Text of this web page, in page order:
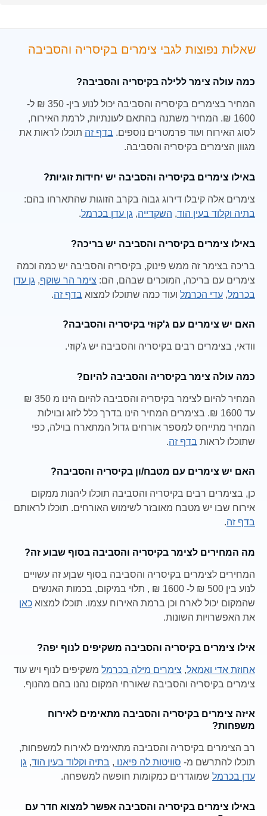
שאלות נפוצות לגבי צימרים בקיסריה והסביבה
כמה עולה צימר ללילה בקיסריה והסביבה?
המחיר בצימרים בקיסריה והסביבה יכול לנוע בין- 350 ₪ ל-
1600 ₪. המחיר משתנה בהתאם לעונתיות, לרמת האירוח,
לסוג האירוח ועוד פרמטרים נוספים. בדף זה תוכלו לראות את
מגוון הצימרים בקיסריה והסביבה.
באילו צימרים בקיסריה והסביבה יש יחידות זוגיות?
צימרים אלה קיבלו דירוג גבוה בקרב הזוגות שהתארחו בהם:
בתיה וקלוד בעין הוד, השקדייה, גן עדן בכרמל.
באילו צימרים בקיסריה והסביבה יש בריכה?
בריכה בצימר זה ממש פינוק, בקיסריה והסביבה יש כמה וכמה
צימרים עם בריכה, המוכרים שבהם, הם: צימר הר שוקף, גן עדן
בכרמל, עדי הכרמל ועוד כמה שתוכלו למצוא בדף זה.
האם יש צימרים עם ג'קוזי בקיסריה והסביבה?
וודאי, בצימרים רבים בקיסריה והסביבה יש ג'קוזי.
כמה עולה צימר בקיסריה והסביבה להיום?
המחיר להיום לצימר בקיסריה והסביבה להיום הינו מ 350 ₪
עד 1600 ₪. בצימרים המחיר הינו בדרך כלל לזוג ובוילות
המחיר מתייחס למספר אורחים גדול המתארח בוילה, כפי
שתוכלו לראות בדף זה.
האם יש צימרים עם מטבח/ון בקיסריה והסביבה?
כן, בצימרים רבים בקיסריה והסביבה תוכלו ליהנות ממקום
אירוח שבו יש מטבח מאובזר לשימוש האורחים. תוכלו לראותם
בדף זה.
מה המחירים לצימר בקיסריה והסביבה בסוף שבוע זה?
המחירים לצימרים בקיסריה והסביבה בסוף שבןע זה עשויים
לנוע בין 500 ₪ ל- 1600 ₪ , תלוי במיקום, בכמות האנשים
שהמקום יכול לארח וכן ברמת האירוח עצמו. תוכלו למצוא כאן
את האפשרויות השונות.
אילו צימרים בקיסריה והסביבה משקיפים לנוף יפה?
אחוזת אדי ואמאל, צימרים מילה בכרמל משקיפים לנוף ויש עוד
צימרים בקיסריה והסביבה שאורחי המקום נהנו בהם מהנוף.
איזה צימרים בקיסריה והסביבה מתאימים לאירוח
משפחות?
רב הצימרים בקיסריה והסביבה מתאימים לאירוח למשפחות,
תוכלו להתרשם מ- סוויטות לה פיאנו , בתיה וקלוד בעין הוד, גן
עדן בכרמל שמוגדרים כמקומות חופשה למשפחה.
באילו צימרים בקיסריה והסביבה אפשר למצוא חדר עם